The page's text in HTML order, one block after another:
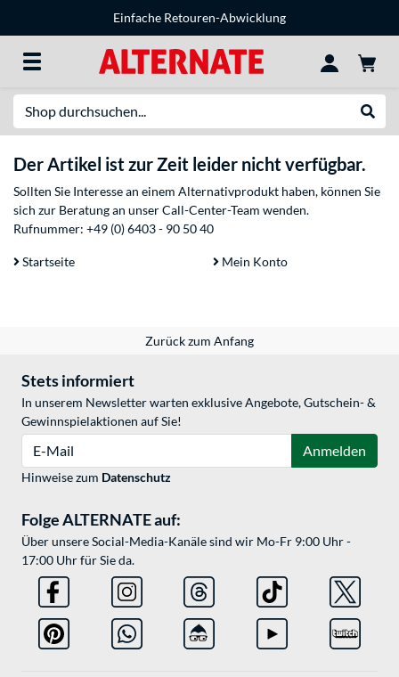
Einfache Retouren-Abwicklung
Der Artikel ist zur Zeit leider nicht verfügbar.
Sollten Sie Interesse an einem Alternativprodukt haben, können Sie
sich zur Beratung an unser Call-Center-Team wenden.
Rufnummer: +49 (0) 6403 - 90 50 40
Startseite Mein Konto
Zurück zum Anfang
Stets informiert
In unserem Newsletter warten exklusive Angebote, Gutschein- &
Gewinnspielaktionen auf Sie!
Anmelden
Hinweise zum Datenschutz
Folge ALTERNATE auf:
Über unsere Social-Media-Kanäle sind wir Mo-Fr 9:00 Uhr -
17:00 Uhr für Sie da.